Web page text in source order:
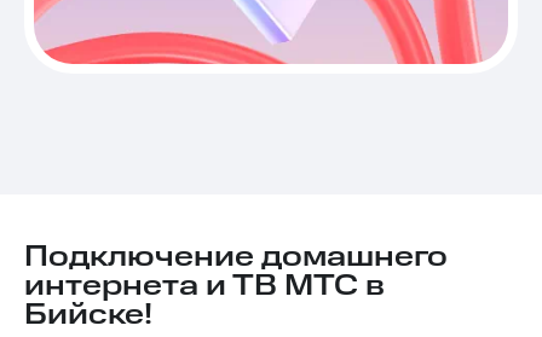
Подключение домашнего
интернета и ТВ МТС в
Бийске!